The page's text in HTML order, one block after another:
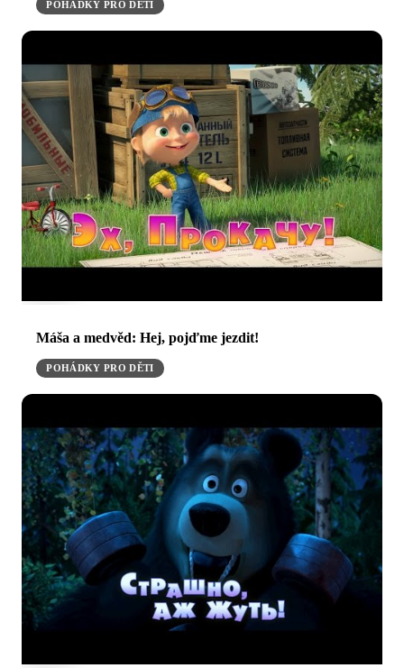
POHÁDKY PRO DĚTI
Máša a medvěd: Hej, pojďme jezdit!
POHÁDKY PRO DĚTI